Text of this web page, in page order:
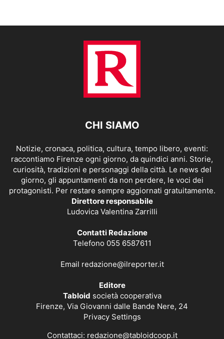
CHI SIAMO
Notizie, cronaca, politica, cultura, tempo libero, eventi:
raccontiamo Firenze ogni giorno, da quindici anni. Storie,
curiosità, tradizioni e personaggi della città. Le news del
giorno, gli appuntamenti da non perdere, le voci dei
protagonisti. Per restare sempre aggiornati gratuitamente.
Direttore responsabile
Ludovica Valentina Zarrilli
Contatti Redazione
Telefono 055 6587611
Email redazione@ilreporter.it
Editore
Tabloid società cooperativa
Firenze, Via Giovanni dalle Bande Nere, 24
Privacy Settings
Contattaci: redazione@tabloidcoop.it